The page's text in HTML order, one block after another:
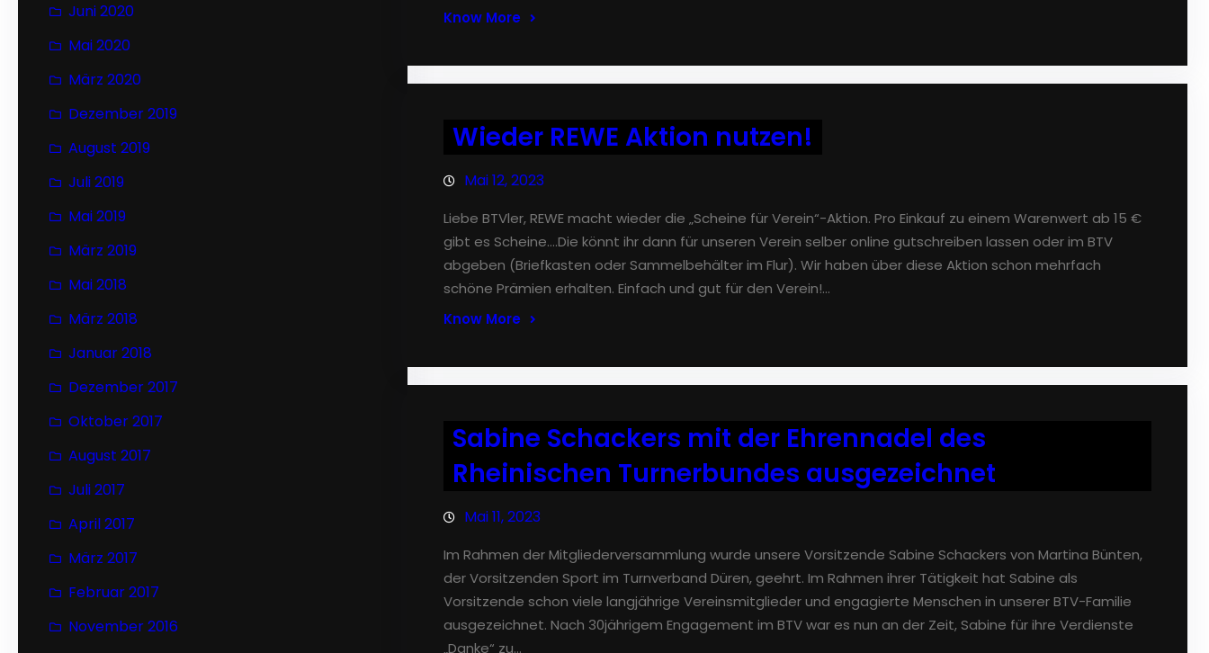
Juni 2020
Mai 2020
März 2020
Dezember 2019
August 2019
Juli 2019
Mai 2019
März 2019
Mai 2018
März 2018
Januar 2018
Dezember 2017
Oktober 2017
August 2017
Juli 2017
April 2017
März 2017
Februar 2017
November 2016
Know More
Wieder REWE Aktion nutzen!
Mai 12, 2023
Liebe BTVler, REWE macht wieder die „Scheine für Verein“-Aktion. Pro Einkauf zu einem Warenwert ab 15 €
gibt es Scheine….Die könnt ihr dann für unseren Verein selber online gutschreiben lassen oder im BTV
abgeben (Briefkasten oder Sammelbehälter im Flur). Wir haben über diese Aktion schon mehrfach
schöne Prämien erhalten. Einfach und gut für den Verein!…
Know More
Sabine Schackers mit der Ehrennadel des
Rheinischen Turnerbundes ausgezeichnet
Mai 11, 2023
Im Rahmen der Mitgliederversammlung wurde unsere Vorsitzende Sabine Schackers von Martina Bünten,
der Vorsitzenden Sport im Turnverband Düren, geehrt. Im Rahmen ihrer Tätigkeit hat Sabine als
Vorsitzende schon viele langjährige Vereinsmitglieder und engagierte Menschen in unserer BTV-Familie
ausgezeichnet. Nach 30jährigem Engagement im BTV war es nun an der Zeit, Sabine für ihre Verdienste
„Danke“ zu…